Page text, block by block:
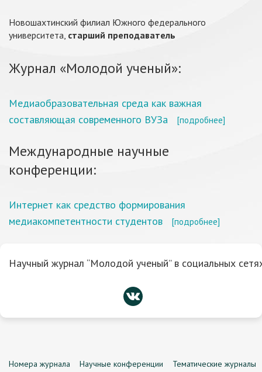
Новошахтинский филиал Южного федерального
университета, старший преподаватель
Журнал «Молодой ученый»:
Медиаобразовательная среда как важная
составляющая современного ВУЗа
[подробнее]
Международные научные
конференции:
Интернет как средство формирования
медиакомпетентности студентов
[подробнее]
Научный журнал “Молодой ученый” в социальных
Номера журнала Научные конференции
Тематические журналы